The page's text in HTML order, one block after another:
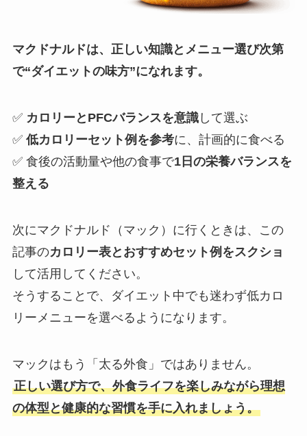
マクドナルドは、正しい知識とメニュー選び次第
で“ダイエットの味方”になれます。
✅ カロリーとPFCバランスを意識して選ぶ
✅ 低カロリーセット例を参考に、計画的に食べる
✅ 食後の活動量や他の食事で1日の栄養バランスを
整える
次にマクドナルド（マック）に行くときは、この
記事のカロリー表とおすすめセット例をスクショ
して活用してください。
そうすることで、ダイエット中でも迷わず低カロ
リーメニューを選べるようになります。
マックはもう「太る外食」ではありません。
正しい選び方で、外食ライフを楽しみながら理想
の体型と健康的な習慣を手に入れましょう。